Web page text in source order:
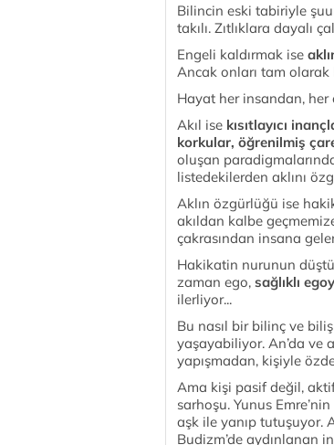
Bilincin eski tabiriyle
takılı. Zıtlıklara dayalı
Engeli kaldırmak ise
Ancak onları tam olarak
Hayat her insandan,
Akıl ise kısıtlayıcı
korkular, öğrenilmiş
oluşan
listedekilerden aklını
Aklın özgürlüğü ise
akıldan kalbe
çakrasından insana
Hakikatin nurunun
zaman ego, sağlıklı
ilerliyor...
Bu nasıl bir bilinç ve
yaşayabiliyor. An’da ve
yapışmadan, kişiyle
Ama kişi pasif değil,
sarhoşu. Yunus Emre’nin
aşk ile yanıp tutuşuyor.
Budizm’de aydınlanan